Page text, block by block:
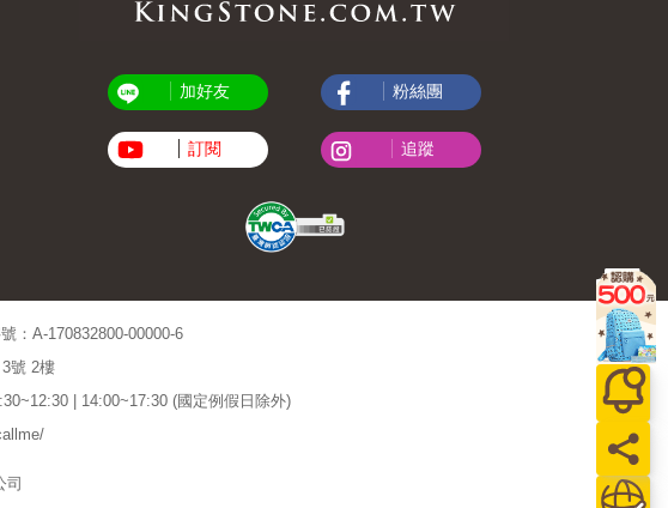
加好友
訂閱
粉絲團
追蹤
：A-170832800-00000-6
號 2樓
| 14:00~17:30 (國定例假日除外)
司